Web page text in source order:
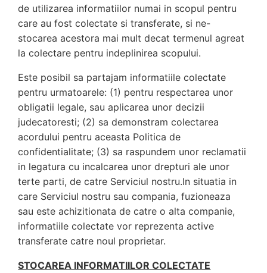
de utilizarea informatiilor numai in scopul pentru
care au fost colectate si transferate, si ne-
stocarea acestora mai mult decat termenul agreat
la colectare pentru indeplinirea scopului.
Este posibil sa partajam informatiile colectate
pentru urmatoarele: (1) pentru respectarea unor
obligatii legale, sau aplicarea unor decizii
judecatoresti; (2) sa demonstram colectarea
acordului pentru aceasta Politica de
confidentialitate; (3) sa raspundem unor reclamatii
in legatura cu incalcarea unor drepturi ale unor
terte parti, de catre Serviciul nostru.In situatia in
care Serviciul nostru sau compania, fuzioneaza
sau este achizitionata de catre o alta companie,
informatiile colectate vor reprezenta active
transferate catre noul proprietar.
STOCAREA INFORMATIILOR COLECTATE